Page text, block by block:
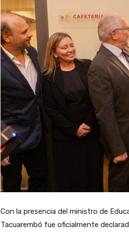
Con la presencia del ministro de
Tacuarembó fue oficialmente